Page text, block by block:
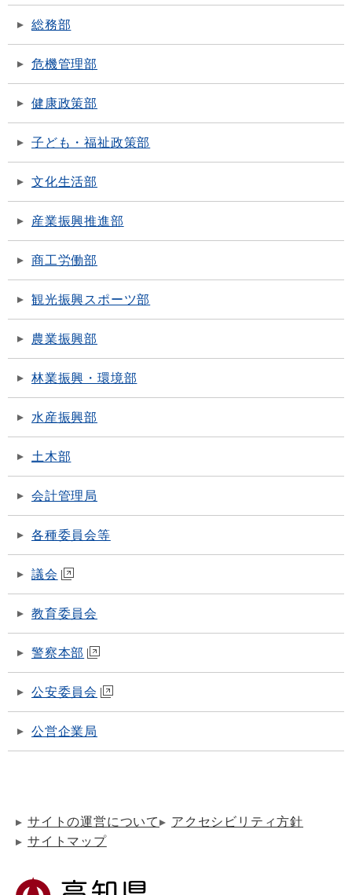
総務部
危機管理部
健康政策部
子ども・福祉政策部
文化生活部
産業振興推進部
商工労働部
観光振興スポーツ部
農業振興部
林業振興・環境部
水産振興部
土木部
会計管理局
各種委員会等
議会
教育委員会
警察本部
公安委員会
公営企業局
サイトの運営について
アクセシビリティ方針
サイトマップ